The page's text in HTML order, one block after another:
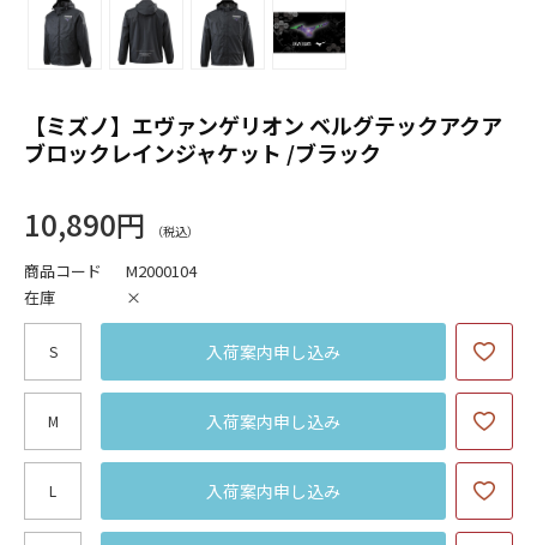
【ミズノ】エヴァンゲリオン ベルグテックアクア
ブロックレインジャケット /ブラック
10,890円
商品コード
M2000104
在庫
×
S 入荷案内申し込み
M 入荷案内申し込み
L 入荷案内申し込み